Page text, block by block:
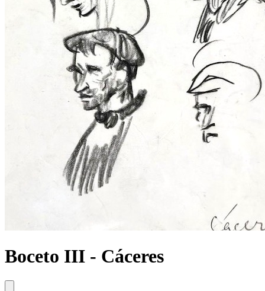
Boceto III - Cáceres